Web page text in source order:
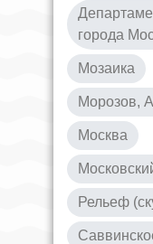
города
Мозаика
Морозов,
Москва
Рельеф